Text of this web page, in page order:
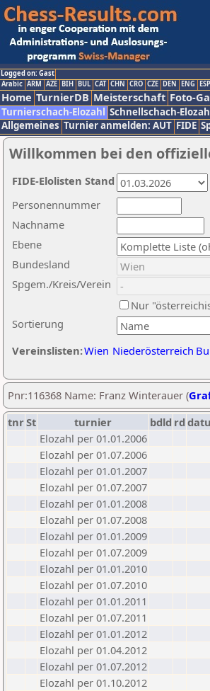
Logged on: Gast
Arabic ARM AZE BIH BUL CAT CHN CRO CZE DEN ENG ESP
Home TurnierDB Meisterschaft Foto-
Turnierschach-Elozahl Schnellschach-
Allgemeines Turnier anmelden: AUT FIDE
Willkommen bei den
Nachname
Ebene
Sortierung
Personennummer
Bundesland
Spgem./Kreis/Verein
Nur
Vereinslisten:Wien Niederösterreich
FIDE-Elolisten Stand
Pnr:116368 Name: Franz Winterauer (
tnrSt turnier bdld rd
Elozahl per 01.01.2006
Elozahl per 01.07.2006
Elozahl per 01.01.2007
Elozahl per 01.07.2007
Elozahl per 01.01.2008
Elozahl per 01.07.2008
Elozahl per 01.01.2009
Elozahl per 01.07.2009
Elozahl per 01.01.2010
Elozahl per 01.07.2010
Elozahl per 01.01.2011
Elozahl per 01.07.2011
Elozahl per 01.01.2012
Elozahl per 01.04.2012
Elozahl per 01.07.2012
Elozahl per 01.10.2012